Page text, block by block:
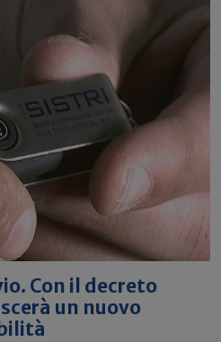
Con il decreto
un nuovo